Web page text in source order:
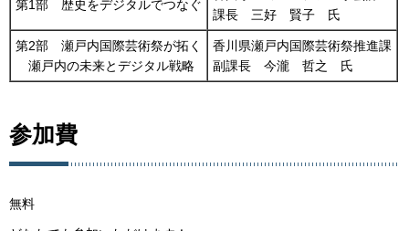
第1部 歴史をデジタルでつなぐ
課長 三好 賢子 氏
第2部 瀬戸内国際芸術祭が拓く
瀬戸内の未来とデジタル戦略
香川県瀬戸内国際芸術祭推進課
副課長 今瀧 哲之 氏
参加費
無料